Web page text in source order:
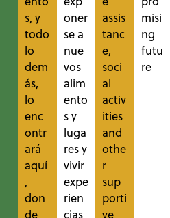
s, y
todo
lo
dem
ás,
lo
enc
ontr
ará
aquí
,
don
de
oner
se a
nue
vos
alim
ento
s y
luga
res y
vivir
expe
rien
cias
assis
tanc
e,
soci
al
activ
ities
and
othe
r
sup
porti
ve
misi
ng
futu
re